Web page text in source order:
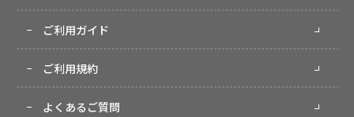
ご利用ガイド
ご利用規約
よくあるご質問